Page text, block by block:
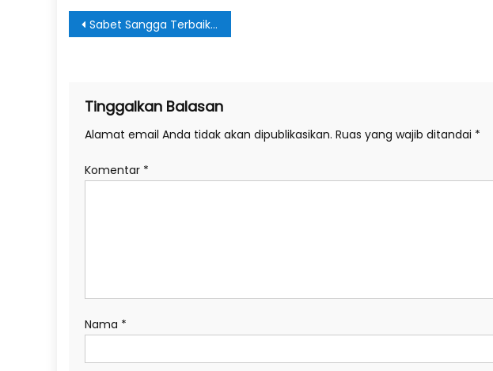
Navigasi
Sabet Sangga Terbaik Putri FRC XVIII se-Jawa Timur 2026, Prasmasla Tunjukkan Performanya
Tinggalkan Balasan
Alamat email Anda tidak akan dipublikasikan. Ruas yang wajib ditandai *
Komentar *
Nama *